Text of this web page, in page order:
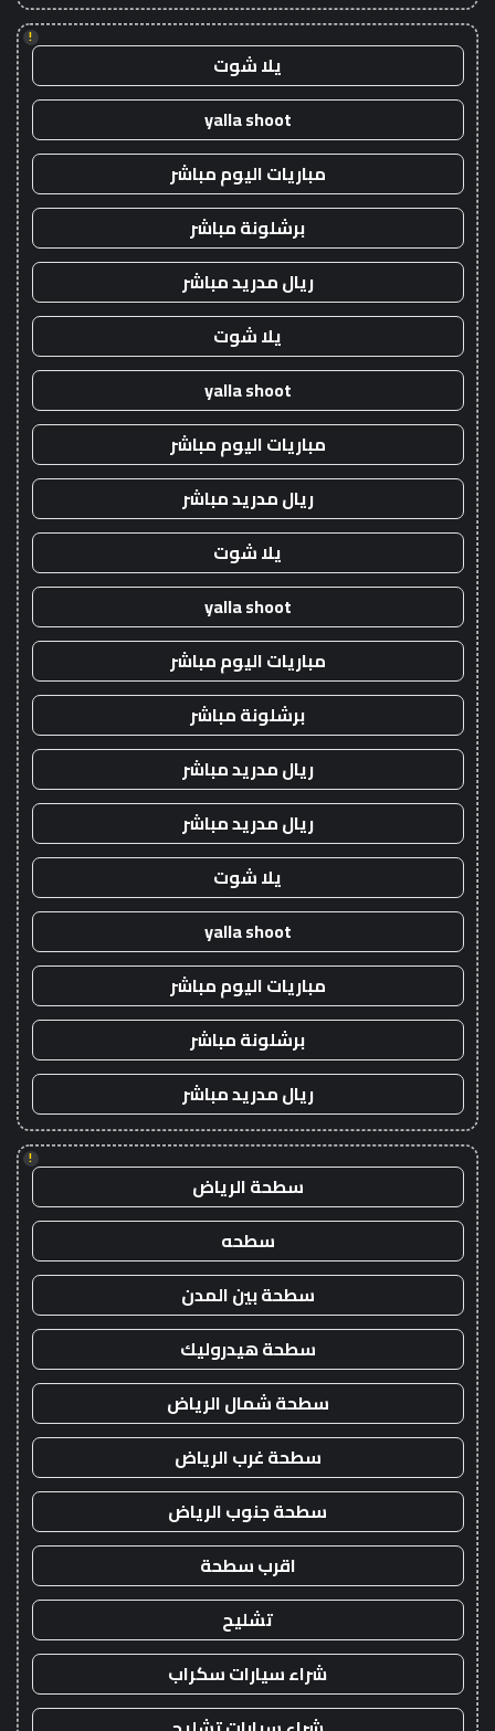
!
يلا شوت
yalla shoot
مباريات اليوم مباشر
برشلونة مباشر
ريال مدريد مباشر
يلا شوت
yalla shoot
مباريات اليوم مباشر
ريال مدريد مباشر
يلا شوت
yalla shoot
مباريات اليوم مباشر
برشلونة مباشر
ريال مدريد مباشر
ريال مدريد مباشر
يلا شوت
yalla shoot
مباريات اليوم مباشر
برشلونة مباشر
ريال مدريد مباشر
!
سطحة الرياض
سطحه
سطحة بين المدن
سطحة هيدروليك
سطحة شمال الرياض
سطحة غرب الرياض
سطحة جنوب الرياض
اقرب سطحة
تشليح
شراء سيارات سكراب